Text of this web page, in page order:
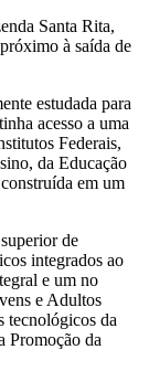
Santa Rita,
à saída de
estudada para
acesso a uma
Federais,
da Educação
em um
de
integrados ao
e um no
e Adultos
tecnológicos da
Promoção da